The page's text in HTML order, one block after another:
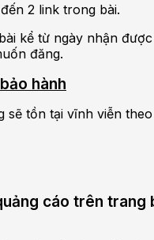
2 link trong bài.
kể từ ngày nhận
đăng.
hành
sẽ tồn tại vĩnh viễn
cáo trên trang